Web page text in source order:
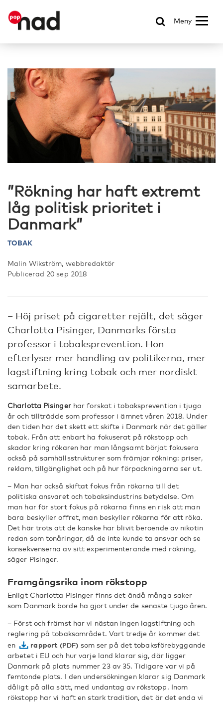
Meny
”Rökning har haft extremt
låg politisk prioritet i
Danmark”
TOBAK
Malin Wikström, webbredaktör
Publicerad 20 sep 2018
– Höj priset på cigaretter rejält, det säger
Charlotta Pisinger, Danmarks första
professor i tobaksprevention. Hon
efterlyser mer handling av politikerna, mer
lagstiftning kring tobak och mer nordiskt
samarbete.
Charlotta Pisingerhar forskat i tobaksprevention i tjugo
år och tillträdde som professor i ämnet våren 2018. Under
den tiden har det skett ett skifte i Danmark när det gäller
tobak. Från att enbart ha fokuserat på rökstopp och
skador kring rökaren har man långsamt börjat fokusera
också på samhällsstrukturer som främjar rökning: priser,
reklam, tillgänglighet och på hur förpackningarna ser ut.
– Man har också skiftat fokus från rökarna till det
politiska ansvaret och tobaksindustrins betydelse. Om
man har för stort fokus på rökarna finns en risk att man
bara beskyller offret, man beskyller rökarna för att röka.
Det här trots att de kanske har blivit beroende av nikotin
redan som tonåringar, då de inte kunde ta ansvar och se
konsekvenserna av sitt experimenterande med rökning,
säger Pisinger.
Framgångsrika inom rökstopp
Enligt Charlotta Pisinger finns det ändå många saker
som Danmark borde ha gjort under de senaste tjugo åren.
– Först och främst har vi nästan ingen lagstiftning och
reglering på tobaksområdet. Vart tredje år kommer det
en
rapport
som ser på det tobaksförebyggande
arbetet i EU och hur varje land klarar sig, där ligger
Danmark på plats nummer 23 av 35. Tidigare var vi på
femtonde plats. I den undersökningen klarar sig Danmark
dåligt på alla sätt, med undantag av rökstopp. Inom
rökstopp har vi haft en stark tradition, det är det enda vi